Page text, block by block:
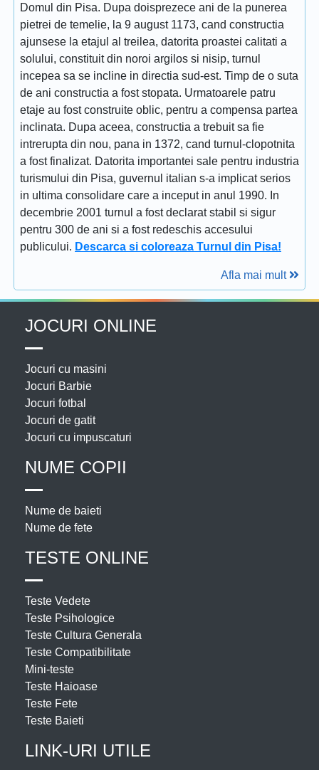
Domul din Pisa. Dupa doisprezece ani de la punerea
pietrei de temelie, la 9 august 1173, cand constructia
ajunsese la etajul al treilea, datorita proastei calitati a
solului, constituit din noroi argilos si nisip, turnul
incepea sa se incline in directia sud-est. Timp de o suta
de ani constructia a fost stopata. Urmatoarele patru
etaje au fost construite oblic, pentru a compensa partea
inclinata. Dupa aceea, constructia a trebuit sa fie
intrerupta din nou, pana in 1372, cand turnul-clopotnita
a fost finalizat. Datorita importantei sale pentru industria
turismului din Pisa, guvernul italian s-a implicat serios
in ultima consolidare care a inceput in anul 1990. In
decembrie 2001 turnul a fost declarat stabil si sigur
pentru 300 de ani si a fost redeschis accesului
publicului. Descarca si coloreaza Turnul din Pisa!
Afla mai mult
JOCURI ONLINE
Jocuri cu masini
Jocuri Barbie
Jocuri fotbal
Jocuri de gatit
Jocuri cu impuscaturi
NUME COPII
Nume de baieti
Nume de fete
TESTE ONLINE
Teste Vedete
Teste Psihologice
Teste Cultura Generala
Teste Compatibilitate
Mini-teste
Teste Haioase
Teste Fete
Teste Baieti
LINK-URI UTILE